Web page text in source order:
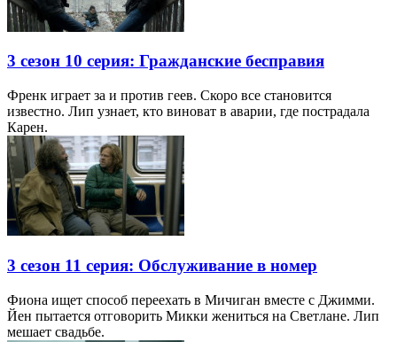
3 сезон 10 серия: Гражданские бесправия
Френк играет за и против геев. Скоро все становится
известно. Лип узнает, кто виноват в аварии, где пострадала
Карен.
3 сезон 11 серия: Обслуживание в номер
Фиона ищет способ переехать в Мичиган вместе с Джимми.
Йен пытается отговорить Микки жениться на Светлане. Лип
мешает свадьбе.